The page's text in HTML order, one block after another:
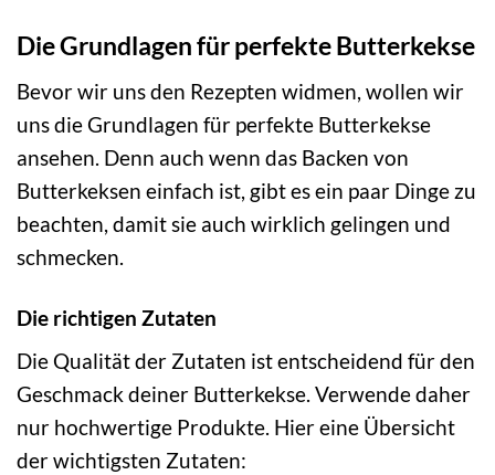
Die Grundlagen für perfekte Butterkekse
Bevor wir uns den Rezepten widmen, wollen wir
uns die Grundlagen für perfekte Butterkekse
ansehen. Denn auch wenn das Backen von
Butterkeksen einfach ist, gibt es ein paar Dinge zu
beachten, damit sie auch wirklich gelingen und
schmecken.
Die richtigen Zutaten
Die Qualität der Zutaten ist entscheidend für den
Geschmack deiner Butterkekse. Verwende daher
nur hochwertige Produkte. Hier eine Übersicht
der wichtigsten Zutaten: